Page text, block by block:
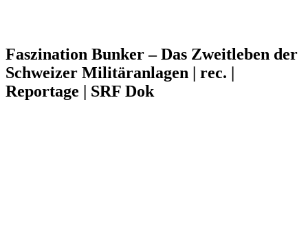
Faszination Bunker – Das Zweitleben der
Schweizer Militäranlagen | rec. |
Reportage | SRF Dok